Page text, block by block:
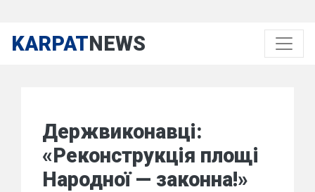
KARPATNEWS
Держвиконавці:
«Реконструкція площі
Народної — законна!»